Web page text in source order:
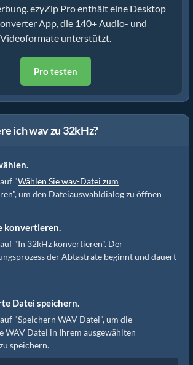
ezyZip Pro enthält eine Desktop
App, die 140+ Audio- und
Videoformate unterstützt.
Pro testen
ich wav zu 32kHz?
"Wählen Sie wav-Datei zum
", um den Dateiauswahldialog zu öffnen
konvertieren.
"In 32kHz konvertieren". Der
der Abtastrate beginnt und dauert
Datei speichern.
"Speichern WAV Datei", um die
WAV Datei in Ihrem ausgewählten
speichern.